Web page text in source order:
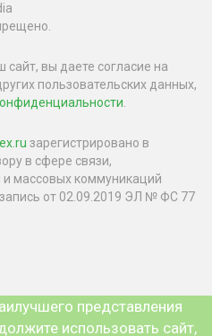
вы даете согласие на
пользовательских данных,
зарегистрировано в
в сфере связи,
массовых коммуникаций
от 02.09.2019 ЭЛ № ФС 77
представления
использовать сайт,